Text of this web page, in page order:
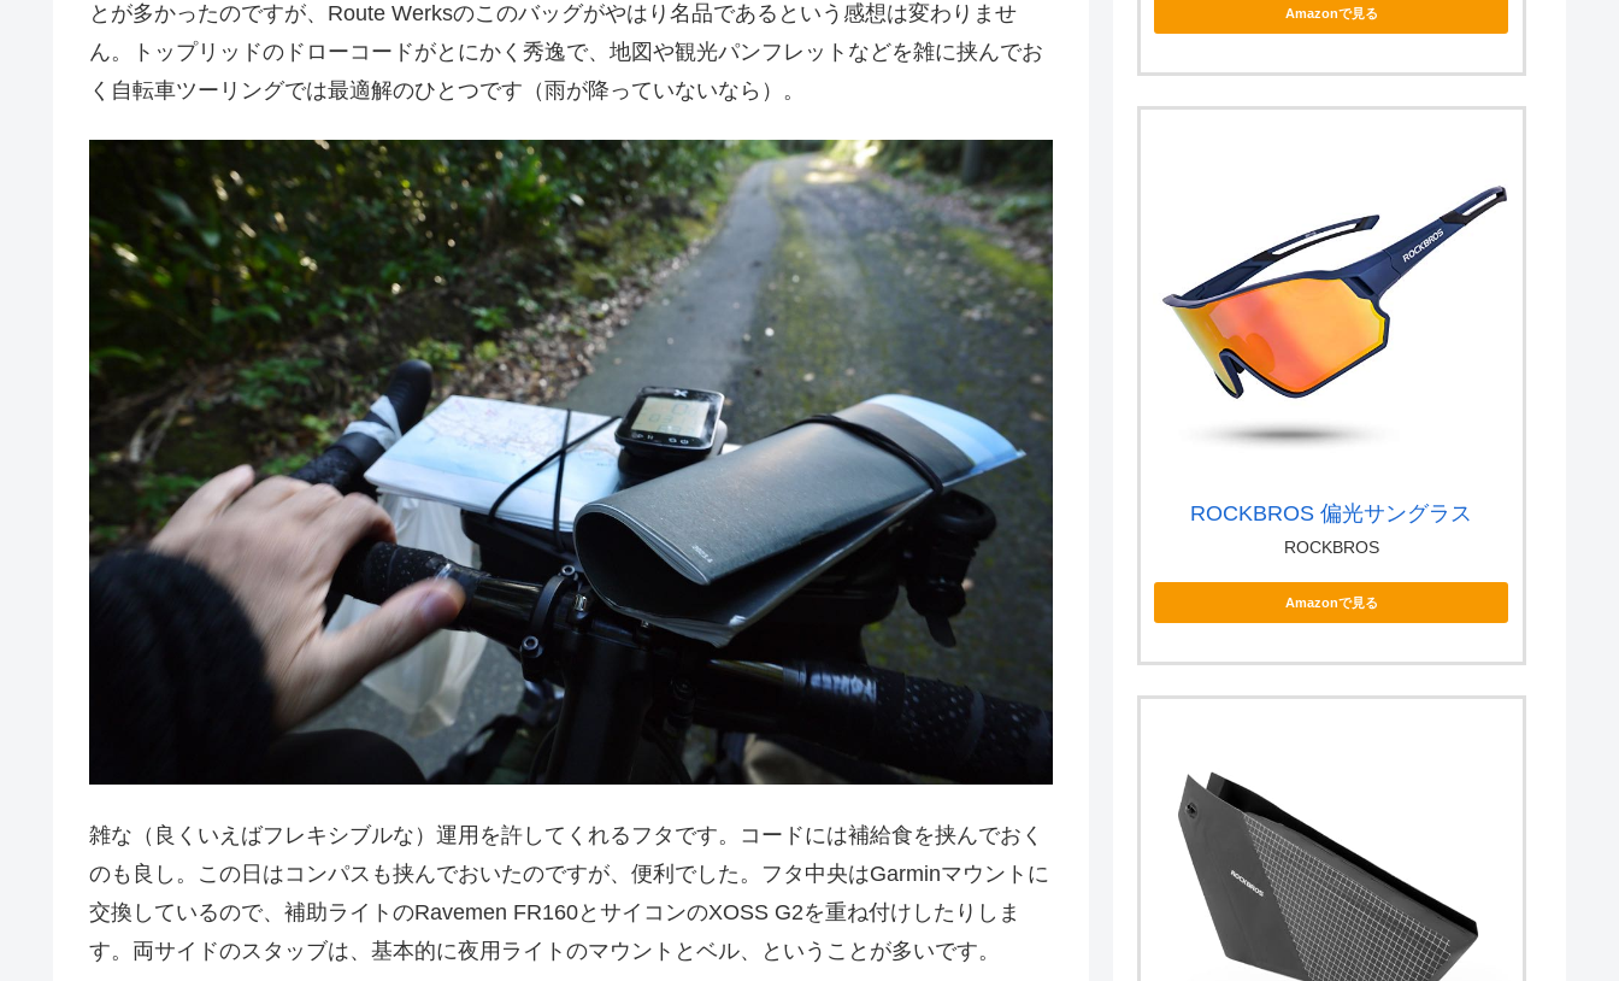
とが多かったのですが、Route Werksのこのバッグがやはり名品であるという感想は変わりませ
ん。トップリッドのドローコードがとにかく秀逸で、地図や観光パンフレットなどを雑に挟んでお
く自転車ツーリングでは最適解のひとつです（雨が降っていないなら）。
雑な（良くいえばフレキシブルな）運用を許してくれるフタです。コードには補給食を挟んでおく
のも良し。この日はコンパスも挟んでおいたのですが、便利でした。フタ中央はGarminマウントに
交換しているので、補助ライトのRavemen FR160とサイコンのXOSS G2を重ね付けしたりしま
す。両サイドのスタッブは、基本的に夜用ライトのマウントとベル、ということが多いです。
Amazonで見る
ROCKBROS 偏光サングラス
ROCKBROS
Amazonで見る